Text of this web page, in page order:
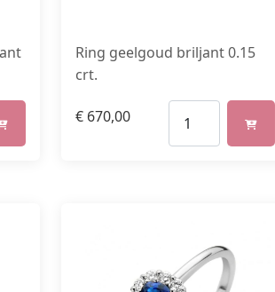
Ring geelgoud briljant 0.15
crt.
€670,00